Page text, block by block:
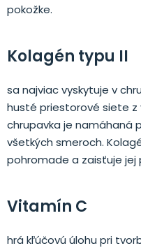
pokožke.
Kolagén typu II
sa najviac vyskytuje v
husté priestorové siete z
chrupavka je namáhaná
všetkých smeroch.
pohromade a zaisťuje
Vitamín C
hrá kľúčovú úlohu pri